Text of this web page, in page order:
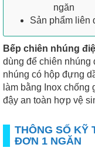
ngăn
Sản phẩm liên
Bếp chiên nhúng
dùng để chiên nhúng
nhúng có hộp đựng
làm bằng Inox
đậy an toàn hợp vệ
THÔNG SỐ KỸ
ĐƠN 1 NGĂN